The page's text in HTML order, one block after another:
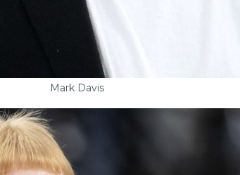
Mark Davis